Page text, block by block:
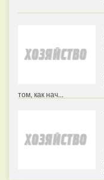
том, как нач...